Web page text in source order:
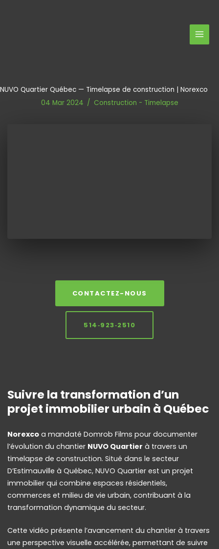
NUVO Quartier Québec — Timelapse de construction | Norexco
04 Mar 2024 / Construction - Timelapse
CONTACTEZ-NOUS
514‑923‑2510
Suivre la transformation d’un
projet immobilier urbain à Québec
Norexco a mandaté Domrob Films pour documenter
l’évolution du chantier NUVO Quartier à travers un
timelapse de construction. Situé dans le secteur
D’Estimauville à Québec, NUVO Quartier est un projet
immobilier qui combine espaces résidentiels,
commerces et milieu de vie urbain, contribuant à la
transformation dynamique du secteur.
Cette vidéo présente l’avancement du chantier à travers
une perspective visuelle accélérée, permettant de suivre